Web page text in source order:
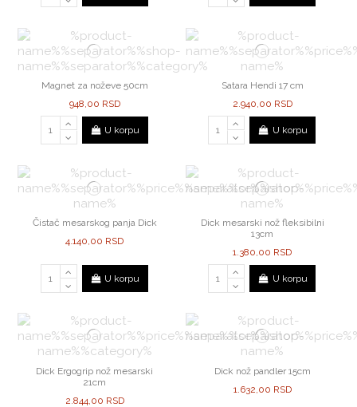
Magnet za noževe 50cm
948,00 RSD
U korpu
Satara Hendi 17 cm
2.940,00 RSD
U korpu
Čistač mesarskog panja Dick
4.140,00 RSD
U korpu
Dick mesarski nož fleksibilni
13cm
1.380,00 RSD
U korpu
Dick Ergogrip nož mesarski
21cm
2.844,00 RSD
Dick nož pandler 15cm
1.632,00 RSD